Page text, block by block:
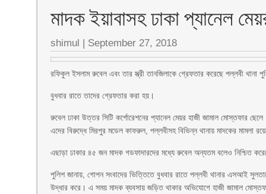
মাদক ইয়াবাসহ ঢাকা প্যানেল
shimul | September 27, 2018
রফিকুল ইসলাম রুবেল এবং তার স্ত্রী তানজিলাকে গ্রেফতার করেছে পল্লবী থানা
বুধবার রাতে তাদের গ্রেফতার করা হয়।
রুবেল ঢাকা উত্তর সিটি কর্পোরেশনের প্যানেল মেয়র হাজী জামাল মোস্তফার
এদের বিরুদ্ধে মিরপুর মডেল কাফরুল, পল্লবীসহ বিভিন্ন থানায় মাদকের মামলা
এছাড়া ঢাকার ৪৫ জন মাদক গডফাদারদের মধ্যে রুবেল অন্যতম বলেও নিশ্চিত
পুলিশ জানায়, গোপন সংবাদের ভিত্তিতে বুধবার রাতে পল্লবী থানার এসআই
উদ্ধার করে। এ সময় মাদক ব্যবসায় জড়িত থাকার অভিযোগে হাজী জামাল